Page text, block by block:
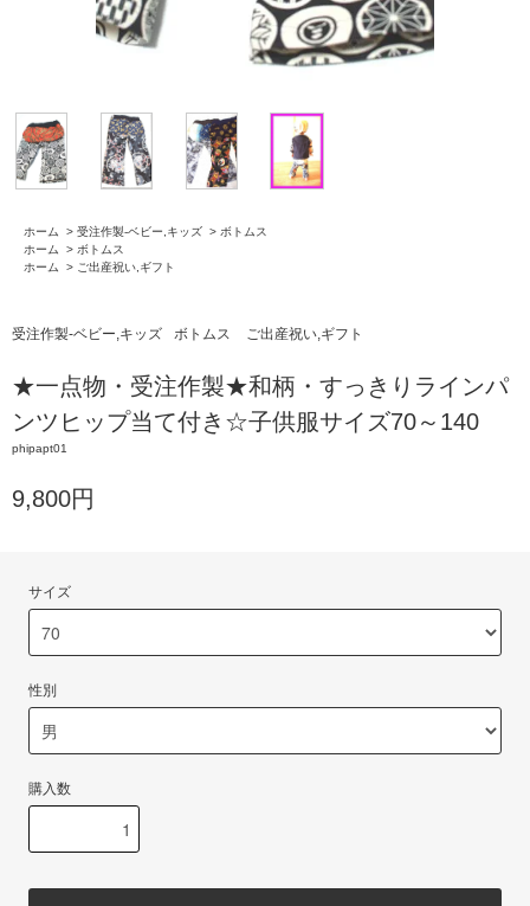
ホーム > 受注作製-ベビー,キッズ > ボトムス
ホーム
> ボトムス
ホーム
> ご出産祝い,ギフト
受注作製-ベビー,キッズ ボトムス ご出産祝い,ギフト
★一点物・受注作製★和柄・すっきりラインパ
ンツヒップ当て付き☆子供服サイズ70～140
phipapt01
9,800円
サイズ
性別
購入数